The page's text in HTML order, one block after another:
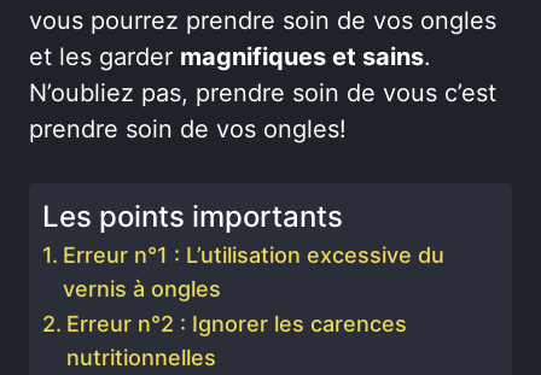
vous pourrez prendre soin de vos ongles
et les garder magnifiques et sains.
N’oubliez pas, prendre soin de vous c’est
prendre soin de vos ongles!
Les points importants
Erreur n°1 : L’utilisation excessive du
vernis à ongles
Erreur n°2 : Ignorer les carences
nutritionnelles